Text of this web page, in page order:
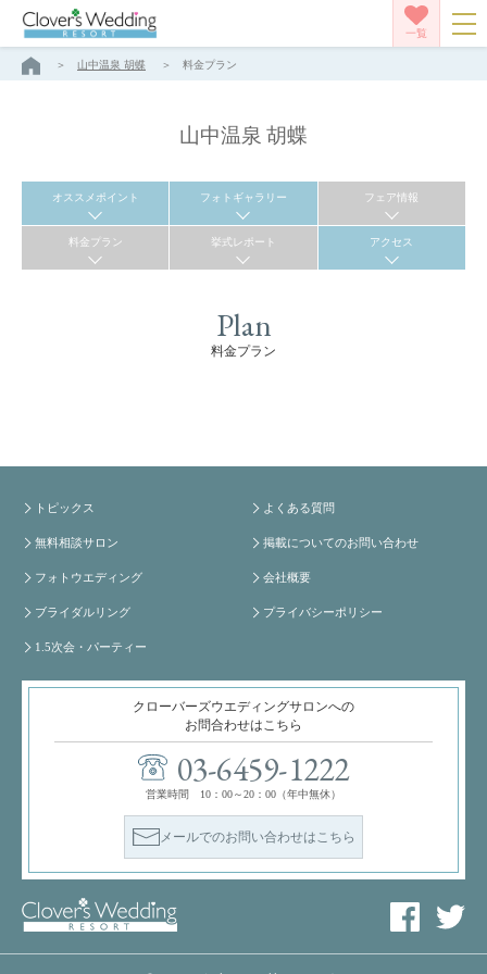
一覧
山中温泉 胡蝶 料金プラン
山中温泉 胡蝶
オススメポイント フォトギャラリー フェア情報
料金プラン 挙式レポート アクセス
Plan
料金プラン
トピックス
無料相談サロン
フォトウエディング
ブライダルリング
1.5次会・パーティー
よくある質問
掲載についてのお問い合わせ
会社概要
プライバシーポリシー
クローバーズウエディングサロンへの
お問合わせはこちら
03-6459-1222
営業時間 10：00～20：00（年中無休）
メールでのお問い合わせはこちら